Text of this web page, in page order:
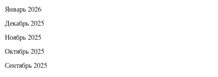
Январь 2026
Декабрь 2025
Ноябрь 2025
Октябрь 2025
Сентябрь 2025